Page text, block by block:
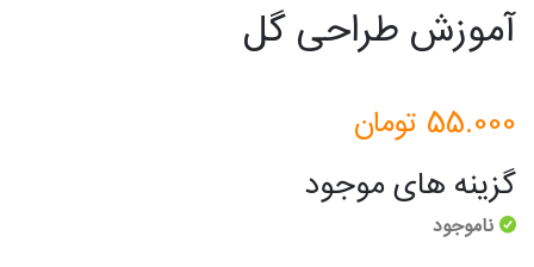
آموزش طراحی گل
55.000 تومان
گزینه های موجود
ناموجود